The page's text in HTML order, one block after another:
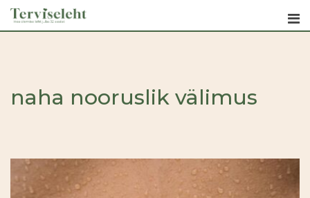
Skip
naha nooruslik välimus